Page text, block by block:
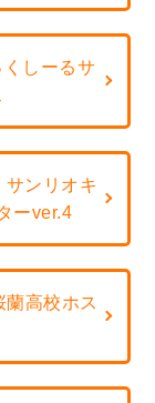
くしーるサ
サンリオキ
ーver.4
蘭高校ホス